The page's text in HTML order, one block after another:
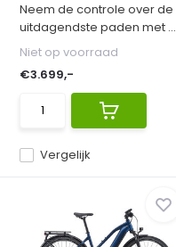
Neem de controle over de
uitdagendste paden met ...
Vergelijk
Niet op voorraad
€3.699,-